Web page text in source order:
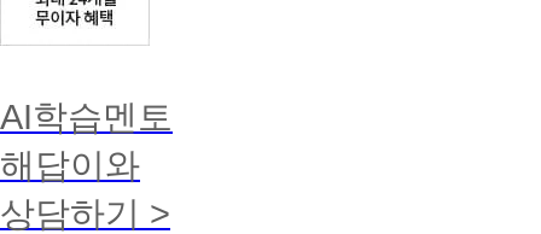
AI학습멘토
해답이와
상담하기 >